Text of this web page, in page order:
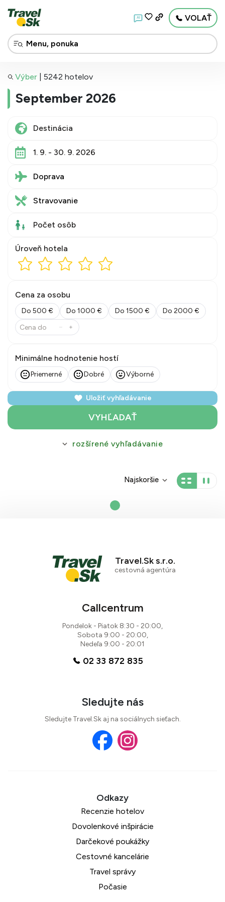
AI VOLAŤ
Výber 5242 hotelov
September 2026
1. 9. - 30. 9. 2026
Doprava
Stravovanie
Počet osôb
Úroveň hotela
Cena za osobu
Do 500 € Do 1000 € Do 1500 € Do 2000 €
Minimálne hodnotenie hostí
Priemerné Dobré Výborné
Uložiť vyhľadávanie
VYHĽADAŤ
rozšírené vyhľadávanie
Najskoršie
Travel.Sk s.r.o.
cestovná agentúra
Callcentrum
Pondelok - Piatok 8:30 - 20:00,
Sobota 9:00 - 20:00,
Nedeľa 9:00 - 20:01
02 33 872 835
Sledujte nás
Sledujte Travel.Sk aj na sociálnych sieťach.
Recenzie hotelov
Dovolenkové inšpirácie
Darčekové poukážky
Cestovné kancelárie
Travel správy
Počasie